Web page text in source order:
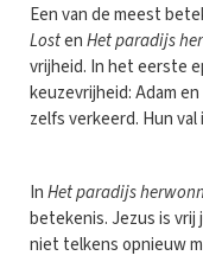
Een van de meest
LostenHet paradijs
vrijheid. In het eerste
keuzevrijheid: Adam
zelfs verkeerd. Hun
InHet paradijs
betekenis. Jezus is
niet telkens opnieuw